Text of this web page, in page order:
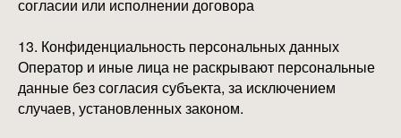
согласии или исполнении договора
13. Конфиденциальность персональных данных
Оператор и иные лица не раскрывают персональные
данные без согласия субъекта, за исключением
случаев, установленных законом.